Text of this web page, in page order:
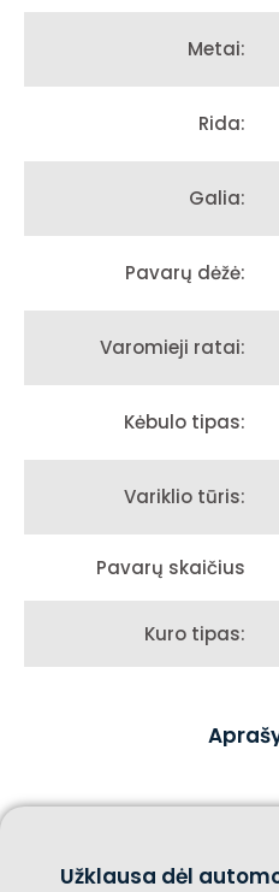
Metai:
Rida:
Galia:
Pavarų dėžė:
Varomieji ratai:
Kėbulo tipas:
Variklio tūris:
Pavarų skaičius
Kuro tipas:
Užklausa dėl